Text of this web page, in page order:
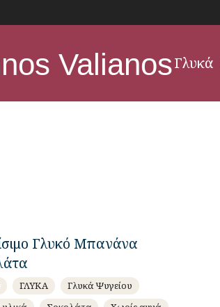
Valianos Γλυκά
Γλυκό Μπανάνα
ΓΛΥΚΑ
Γλυκά Ψυγείου